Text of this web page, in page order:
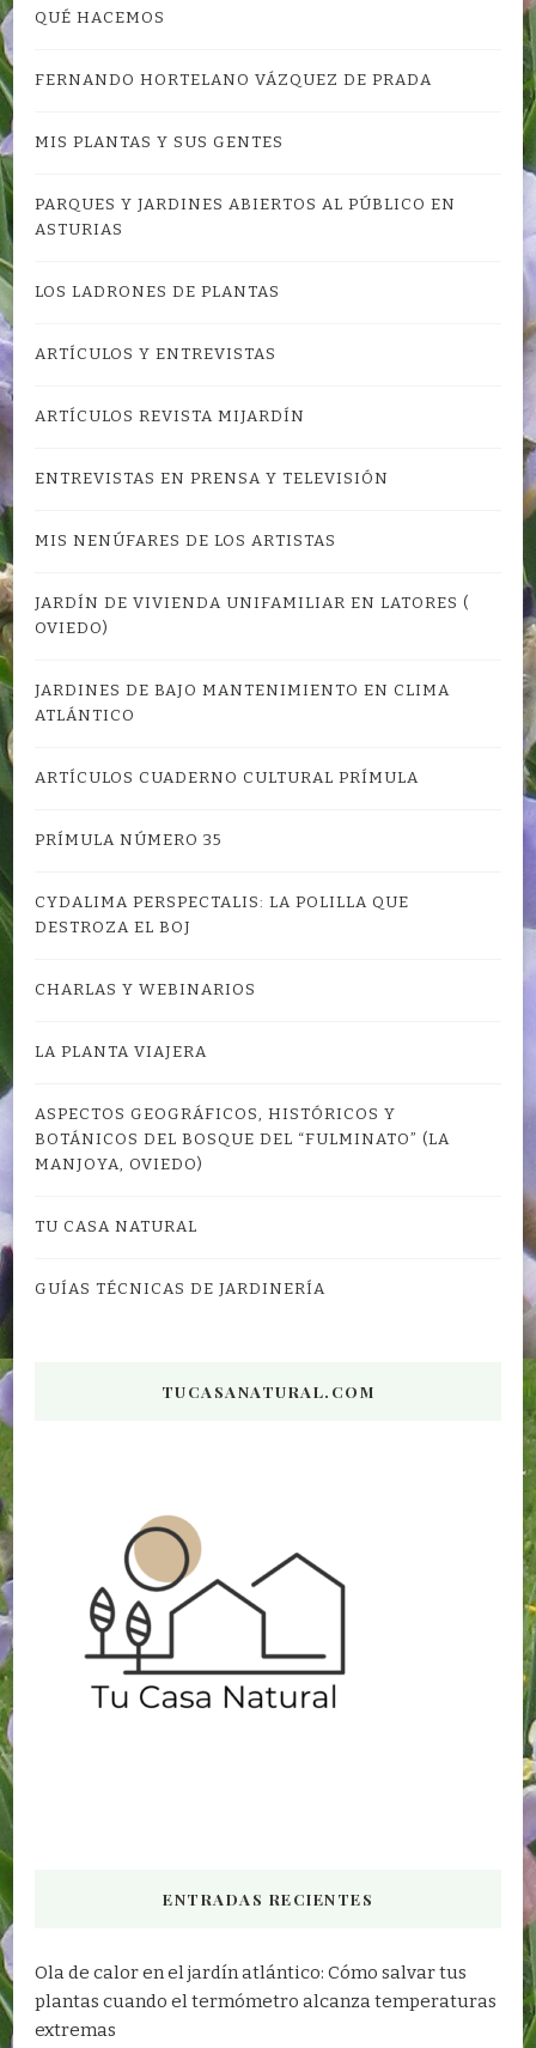
QUÉ HACEMOS
FERNANDO HORTELANO VÁZQUEZ DE PRADA
MIS PLANTAS Y SUS GENTES
PARQUES Y JARDINES ABIERTOS AL PÚBLICO EN
ASTURIAS
LOS LADRONES DE PLANTAS
ARTÍCULOS Y ENTREVISTAS
ARTÍCULOS REVISTA MIJARDÍN
ENTREVISTAS EN PRENSA Y TELEVISIÓN
MIS NENÚFARES DE LOS ARTISTAS
JARDÍN DE VIVIENDA UNIFAMILIAR EN LATORES (
OVIEDO)
JARDINES DE BAJO MANTENIMIENTO EN CLIMA
ATLÁNTICO
ARTÍCULOS CUADERNO CULTURAL PRÍMULA
PRÍMULA NÚMERO 35
CYDALIMA PERSPECTALIS: LA POLILLA QUE
DESTROZA EL BOJ
CHARLAS Y WEBINARIOS
LA PLANTA VIAJERA
ASPECTOS GEOGRÁFICOS, HISTÓRICOS Y
BOTÁNICOS DEL BOSQUE DEL “FULMINATO” (LA
MANJOYA, OVIEDO)
TU CASA NATURAL
GUÍAS TÉCNICAS DE JARDINERÍA
TUCASANATURAL.COM
ENTRADAS RECIENTES
Ola de calor en el jardín atlántico: Cómo salvar tus
plantas cuando el termómetro alcanza temperaturas
extremas